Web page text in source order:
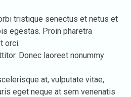
tristique senectus et netus et
egestas. Proin pharetra
orci.
Donec laoreet nonummy
at, vulputate vitae,
eget neque at sem venenatis